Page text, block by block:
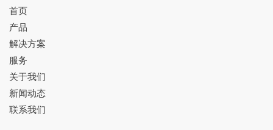
首页
产品
解决方案
服务
关于我们
新闻动态
联系我们